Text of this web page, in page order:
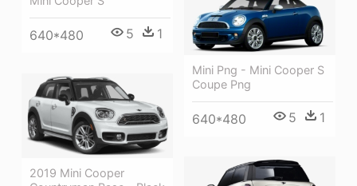
640*480 5 1
Mini Png - Mini Cooper S
Coupe Png
640*480 5 1
2019 Mini Cooper